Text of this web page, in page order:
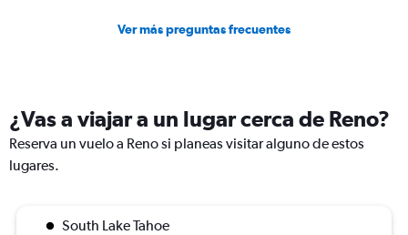
Ver más preguntas frecuentes
¿Vas a viajar a un lugar cerca de Reno?
Reserva un vuelo a Reno si planeas visitar alguno de estos
lugares.
South Lake Tahoe